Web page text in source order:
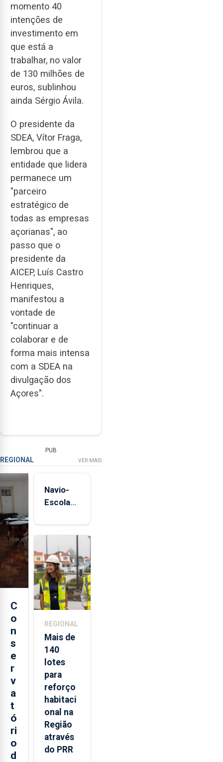
momento 40
intenções de
investimento em
que está a
trabalhar, no valor
de 130 milhões de
euros, sublinhou
ainda Sérgio Ávila.
O presidente da
SDEA, Vítor Fraga,
lembrou que a
entidade que lidera
permanece um
"parceiro
estratégico de
todas as empresas
açorianas", ao
passo que o
presidente da
AICEP, Luís Castro
Henriques,
manifestou a
vontade de
"continuar a
colaborar e de
forma mais intensa
com a SDEA na
divulgação dos
Açores".
PUB
REGIONAL VER MAIS
C
o
n
s
e
r
v
a
t
ó
ri
o
d
Navio-
Escola
está de
aos
Açores
REGIONAL
Mais de
140
lotes
para
reforço
habitaci
onal na
Região
através
do PRR